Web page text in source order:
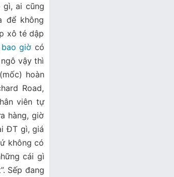
gì, ai cũng
để không
xô té dập
giờ có
vậy thì
hoàn
Road,
viên tự
hàng, giờ
ĐT gì, giá
không có
cái gì
Sếp đang